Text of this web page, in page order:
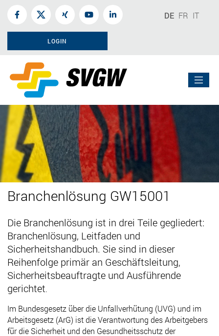
DE FR IT
LOGIN
Branchenlösung GW15001
Die Branchenlösung ist in drei Teile gegliedert:
Branchenlösung, Leitfaden und
Sicherheitshandbuch. Sie sind in dieser
Reihenfolge primär an Geschäftsleitung,
Sicherheitsbeauftragte und Ausführende
gerichtet.
Im Bundesgesetz über die Unfallverhütung (UVG) und im
Arbeitsgesetz (ArG) ist die Verantwortung des Arbeitgebers
für die Sicherheit und den Gesundheitsschutz der